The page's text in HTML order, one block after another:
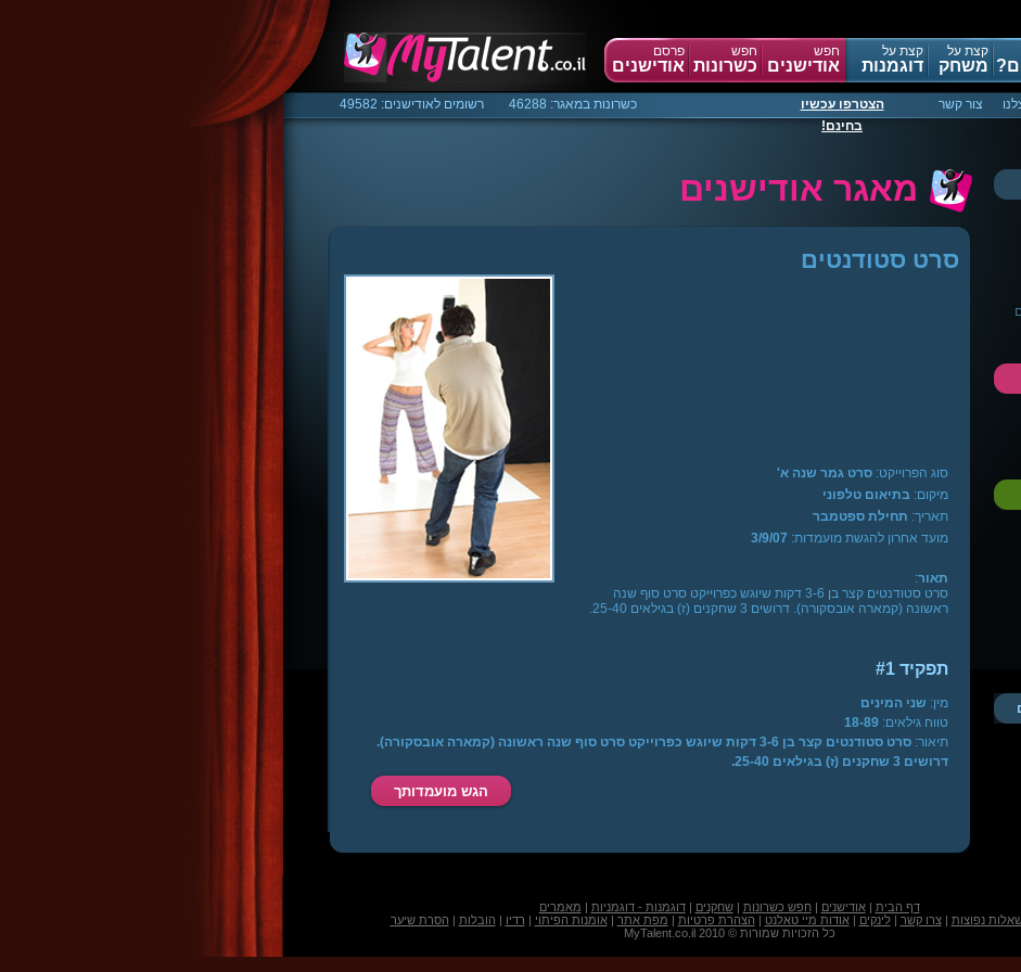
פרסם
אודישנים
חפש
כשרונות
חפש
אודישנים
קצת על
דוגמנות
קצת על
משחק
צור קשר
הצטרפו עכשיו
בחינם!
כשרונות במאגר: 46288 רשומים לאודישנים: 49582
מאגר אודישנים
סרט סטודנטים
Creating
/media/ssd/html/mytalent.co.il/www/classes/class.msgManager.php
סוג הפרוייקט: סרט גמר שנה א'
מיקום: בתיאום טלפוני
תאריך: תחילת ספטמבר
מועד אחרון להגשת מועמדות: 3/9/07
תאור:
סרט סטודנטים קצר בן 3-6 דקות שיוגש כפרוייקט סרט סוף שנה
ראשונה (קמארה אובסקורה). דרושים 3 שחקנים (ז) בגילאים 25-40.
תפקיד #1
מין: שני המינים
טווח גילאים: 18-89
תיאור:
סרט סטודנטים קצר בן 3-6 דקות שיוגש כפרוייקט סרט סוף שנה ראשונה (קמארה אובסקורה).
דרושים 3 שחקנים (ז) בגילאים 25-40.
דף הבית |אודישנים |חפש כשרונות |שחקנים |דוגמנות - דוגמניות | מאמרים
נפוצות |צרו קשר |לינקים |אודות מיי טאלנט | הצהרת פרטיות | מפת אתר |אומנות הפיתוי | רדיו | הובלות | הסרת שיער
כל הזכויות שמורות © 2010 MyTalent.co.il